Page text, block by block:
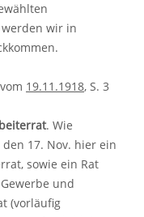
wir in
19.11.1918, S. 3
. Wie
17. Nov. hier ein
sowie ein Rat
und
(vorläufig